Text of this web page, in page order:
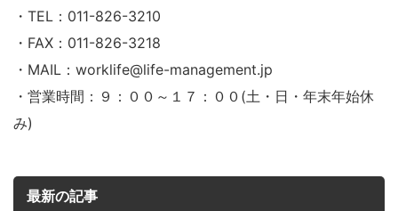
・TEL：011-826-3210
・FAX：011-826-3218
・MAIL：worklife@life-management.jp
・営業時間：９：００～１７：００(土・日・年末年始休
み)
最新の記事